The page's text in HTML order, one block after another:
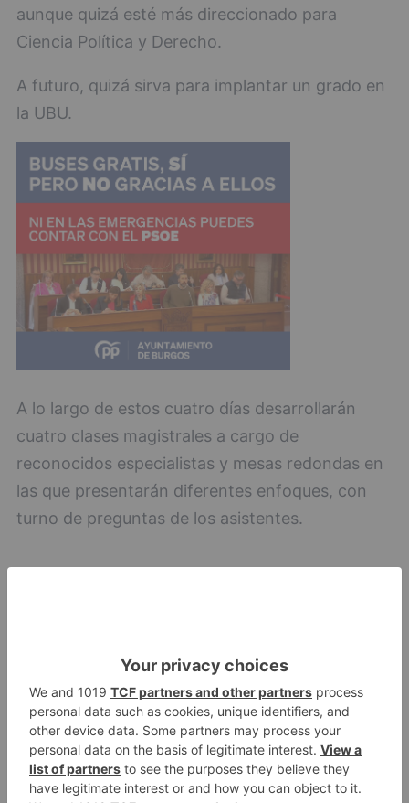
aunque quizá esté más direccionado para
Ciencia Política y Derecho.
A futuro, quizá sirva para implantar un grado en
la UBU.
A lo largo de estos cuatro días desarrollarán
cuatro clases magistrales a cargo de
reconocidos especialistas y mesas redondas en
las que presentarán diferentes enfoques, con
turno de preguntas de los asistentes.
LO + VISTO
1
Detienen a un joven de 27 años
por el robo de cableado y por
atentado contra los agentes